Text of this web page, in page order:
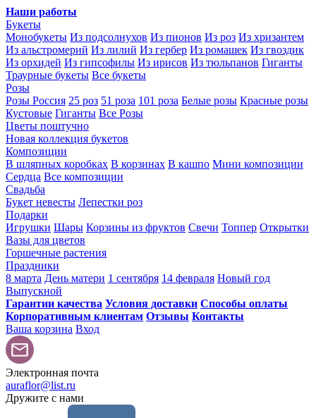
Наши работы
Букеты
Монобукеты Из подсолнухов Из пионов Из роз Из хризантем
Из альстромерий Из лилий Из гербер Из ромашек Из гвоздик
Из орхидей Из гипсофилы Из ирисов Из тюльпанов Гиганты
Траурные букеты Все букеты
Розы
Розы Россия 25 роз 51 роза 101 роза Белые розы Красные розы
Кустовые Гиганты Все Розы
Цветы поштучно
Новая коллекция букетов
Композиции
В шляпных коробках В корзинах В кашпо Мини композиции
Сердца Все композиции
Свадьба
Букет невесты Лепестки роз
Подарки
Игрушки Шары Корзины из фруктов Свечи Топпер Открытки
Вазы для цветов
Горшечные растения
Праздники
8 марта День матери 1 сентября 14 февраля Новый год
Выпускной
Гарантии качества Условия доставки Способы оплаты
Корпоративным клиентам Отзывы Контакты
Ваша корзина Вход
Электронная почта
auraflor@list.ru
Дружите с нами